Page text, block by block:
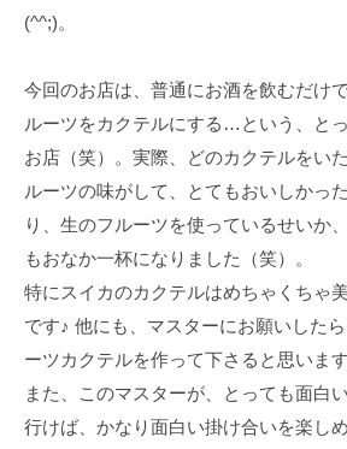
(^^;)。
今回のお店は、普通にお酒を飲むだけ
ルーツをカクテルにする…という、と
お店（笑）。実際、どのカクテルをい
ルーツの味がして、とてもおいしかっ
り、生のフルーツを使っているせいか
もおなか一杯になりました（笑）。
特にスイカのカクテルはめちゃくちゃ
です♪ 他にも、マスターにお願いした
ーツカクテルを作って下さると思います
また、このマスターが、とっても面白
行けば、かなり面白い掛け合いを楽し